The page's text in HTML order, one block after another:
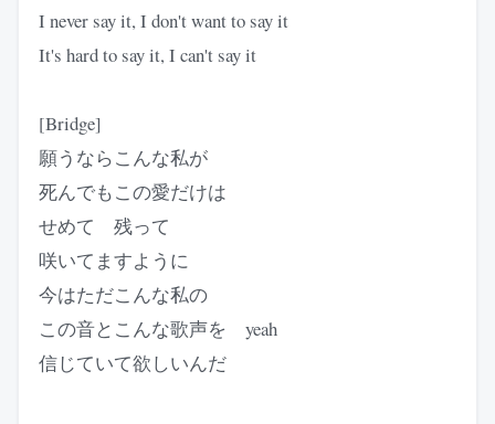
I never say it, I don't want to say it
It's hard to say it, I can't say it
[Bridge]
願うならこんな私が
死んでもこの愛だけは
せめて 残って
咲いてますように
今はただこんな私の
この音とこんな歌声を yeah
信じていて欲しいんだ